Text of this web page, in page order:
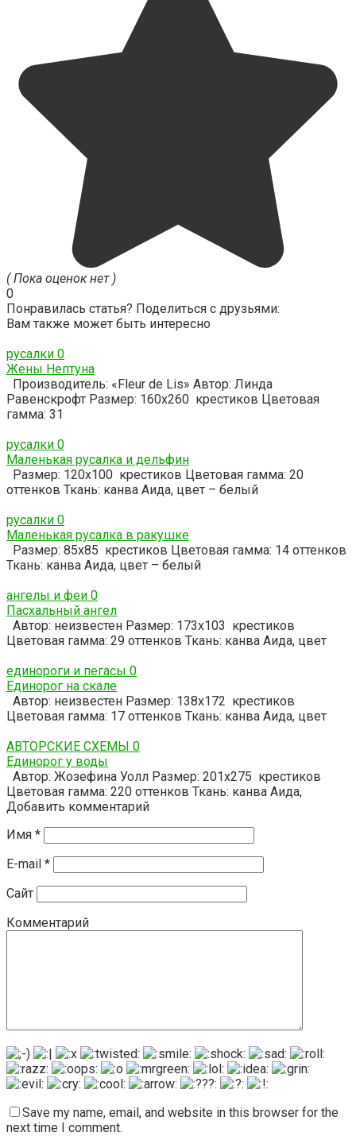
( Пока оценок нет )
0
Понравилась статья? Поделиться с друзьями:
Вам также может быть интересно
русалки 0
Жены Нептуна
Производитель: «Fleur de Lis» Автор: Линда
Равенскрофт Размер: 160х260 крестиков Цветовая
гамма: 31
русалки 0
Маленькая русалка и дельфин
Размер: 120х100 крестиков Цветовая гамма: 20
оттенков Ткань: канва Аида, цвет – белый
русалки 0
Маленькая русалка в ракушке
Размер: 85х85 крестиков Цветовая гамма: 14 оттенков
Ткань: канва Аида, цвет – белый
ангелы и феи 0
Пасхальный ангел
Автор: неизвестен Размер: 173х103 крестиков
Цветовая гамма: 29 оттенков Ткань: канва Аида, цвет
единороги и пегасы 0
Единорог на скале
Автор: неизвестен Размер: 138х172 крестиков
Цветовая гамма: 17 оттенков Ткань: канва Аида, цвет
АВТОРСКИЕ СХЕМЫ 0
Единорог у воды
Автор: Жозефина Уолл Размер: 201х275 крестиков
Цветовая гамма: 220 оттенков Ткань: канва Аида,
Добавить комментарий
Имя *
E-mail *
Сайт
Комментарий
Save my name, email, and website in this browser for the
next time I comment.